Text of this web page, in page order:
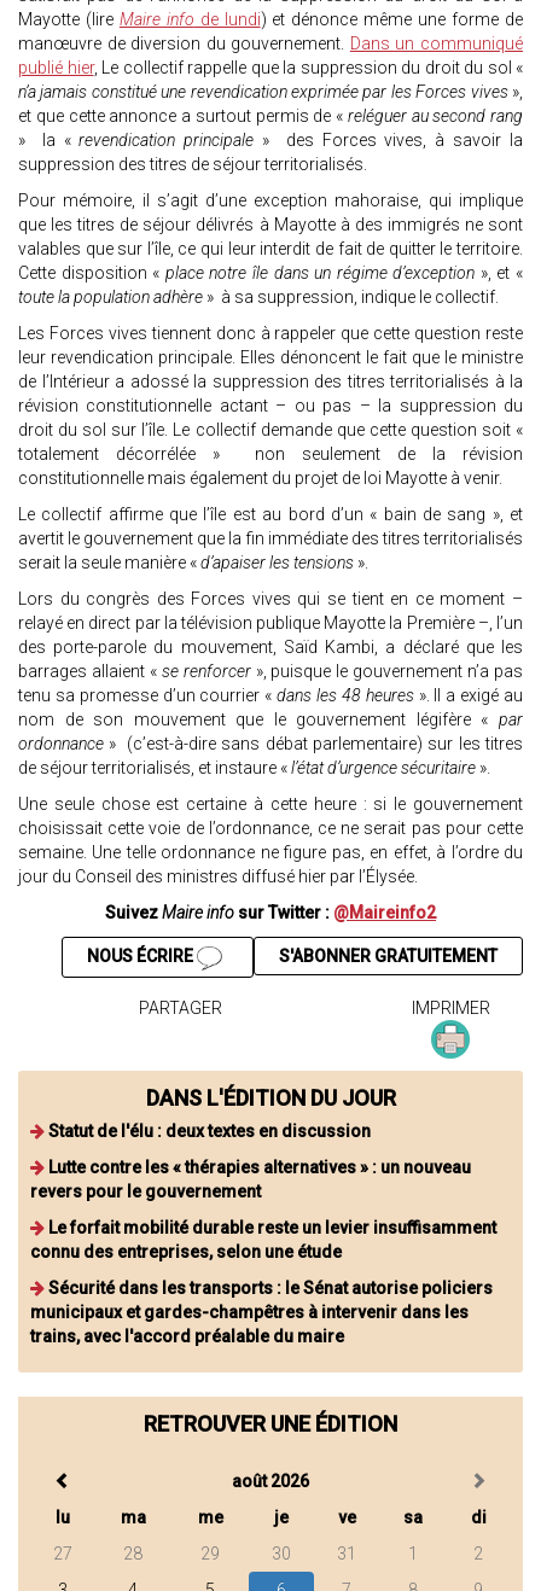
Mayotte (lire Maire info de lundi) et dénonce même une forme de
manœuvre de diversion du gouvernement. Dans un communiqué
publié hier, Le collectif rappelle que la suppression du droit du sol «
n’a jamais constitué une revendication exprimée par les Forces vives»,
et que cette annonce a surtout permis de « reléguer au second rang
» la «revendication principale » des Forces vives, à savoir la
suppression des titres de séjour territorialisés.
Pour mémoire, il s’agit d’une exception mahoraise, qui implique
que les titres de séjour délivrés à Mayotte à des immigrés ne sont
valables que sur l’île, ce qui leur interdit de fait de quitter le territoire.
Cette disposition « place notre île dans un régime d’exception », et «
toute la population adhère » à sa suppression, indique le collectif.
Les Forces vives tiennent donc à rappeler que cette question reste
leur revendication principale. Elles dénoncent le fait que le ministre
de l’Intérieur a adossé la suppression des titres territorialisés à la
révision constitutionnelle actant – ou pas – la suppression du
droit du sol sur l’île. Le collectif demande que cette question soit «
totalement décorrélée » non seulement de la révision
constitutionnelle mais également du projet de loi Mayotte à venir.
Le collectif affirme que l’île est au bord d’un « bain de sang », et
avertit le gouvernement que la fin immédiate des titres territorialisés
serait la seule manière «d’apaiser les tensions ».
Lors du congrès des Forces vives qui se tient en ce moment –
relayé en direct par la télévision publique Mayotte la Première –, l’un
des porte-parole du mouvement, Saïd Kambi, a déclaré que les
barrages allaient «se renforcer», puisque le gouvernement n’a pas
tenu sa promesse d’un courrier « dans les 48 heures». Il a exigé au
nom de son mouvement que le gouvernement légifère « par
ordonnance » (c’est-à-dire sans débat parlementaire) sur les titres
de séjour territorialisés, et instaure «l’état d’urgence sécuritaire ».
Une seule chose est certaine à cette heure : si le gouvernement
choisissait cette voie de l’ordonnance, ce ne serait pas pour cette
semaine. Une telle ordonnance ne figure pas, en effet, à l’ordre du
jour du Conseil des ministres diffusé hier par l’Élysée.
SuivezMaire info sur Twitter : @Maireinfo2
S'ABONNER GRATUITEMENT
NOUS ÉCRIRE
PARTAGER IMPRIMER
DANS L'ÉDITION DU JOUR
Statut de l'élu : deux textes en discussion
Lutte contre les « thérapies alternatives » : un nouveau
revers pour le gouvernement
Le forfait mobilité durable reste un levier insuffisamment
connu des entreprises, selon une étude
Sécurité dans les transports : le Sénat autorise policiers
municipaux et gardes-champêtres à intervenir dans les
trains, avec l'accord préalable du maire
RETROUVER UNE ÉDITION
août 2026
lu
ma me je ve sa
di
27
28 29 30 31 1
2